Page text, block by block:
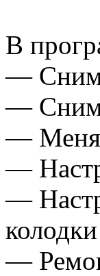
В
—
—
—
—
—
колодки
—